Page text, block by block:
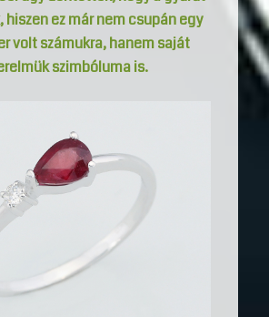
ez már nem csupán egy
volt számukra, hanem saját
szimbóluma is.